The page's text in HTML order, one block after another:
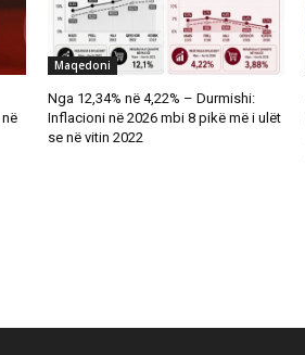
Maqedoni
Nga 12,34% në 4,22% – Durmishi:
Inflacioni në 2026 mbi 8 pikë më i ulët
se në vitin 2022